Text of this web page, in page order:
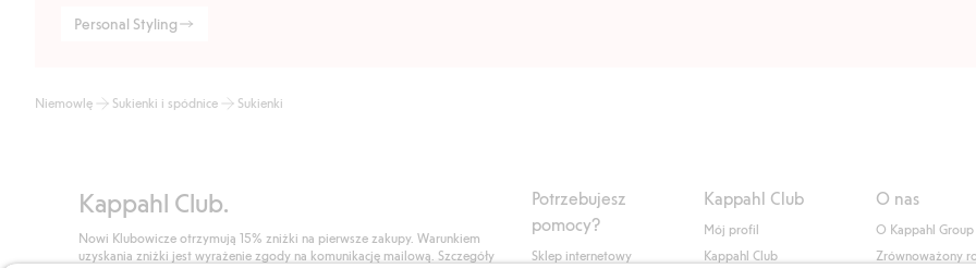
Personal Styling
Niemowlę Sukienki i spódnice Sukienki
Kappahl Club.
Nowi Klubowicze otrzymują 15% zniżki na pierwsze zakupy. Warunkiem
uzyskania zniżki jest wyrażenie zgody na komunikację mailową. Szczegóły
Potrzebujesz
pomocy?
Sklep internetowy
Kappahl Club
Mój profil
Kappahl Club
O nas
O Kappahl Group
Zrównoważony